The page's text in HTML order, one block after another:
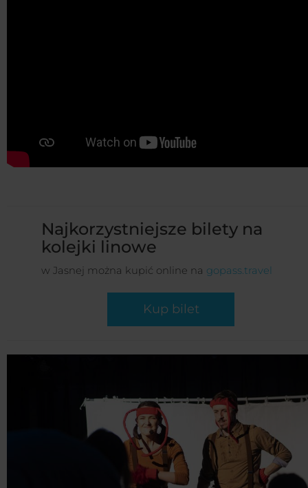
Najkorzystniejsze bilety na
kolejki linowe
w Jasnej można kupić online na gopass.travel
Kup bilet